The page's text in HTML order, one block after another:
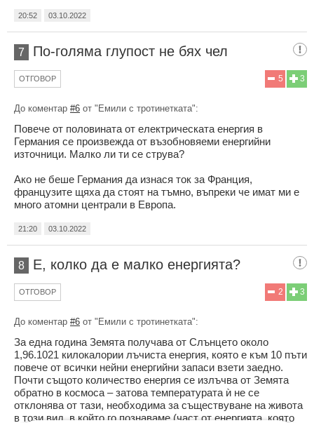
20:52 03.10.2022
7 По-голяма глупост не бях чел
3
5
ОТГОВОР
До коментар #6 от "Емили с тротинетката":
Повече от половината от електрическата енергия в
Германия се произвежда от възобновяеми енергийни
източници. Малко ли ти се струва?
Ако не беше Германия да изнася ток за Франция,
французите щяха да стоят на тъмно, въпреки че имат ми е
много атомни централи в Европа.
21:20 03.10.2022
8 Е, колко да е малко енергията?
3
2
ОТГОВОР
До коментар #6 от "Емили с тротинетката":
За една година Земята получава от Слънцето около
1,96.1021 килокалории лъчиста енергия, която е към 10 пъти
повече от всички нейни енергийни запаси взети заедно.
Почти същото количество енергия се излъчва от Земята
обратно в космоса – затова температурата ѝ не се
отклонява от тази, необходима за съществуване на живота
в този вид, в който го познаваме (част от енергията, която